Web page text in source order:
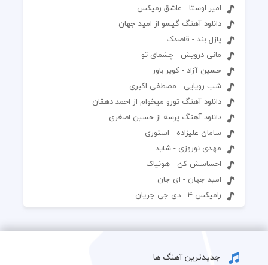
امیر اوستا - عاشق رمیکس
دانلود آهنگ گیسو از امید جهان
پازل بند - قاصدک
مانی درویش - چشمای تو
حسین آزاد - کویر باور
شب رویایی - مصطفی اکبری
دانلود آهنگ تورو میخوام از احمد دهقان
دانلود آهنگ پرسه از حسین اصغری
سامان علیزاده - استوری
مهدی نوروزی - شاید
احساسش کن - هونیاک
امید جهان - ای جان
رامیکس 4 - دی جی جریان
جدیدترین آهنگ ها